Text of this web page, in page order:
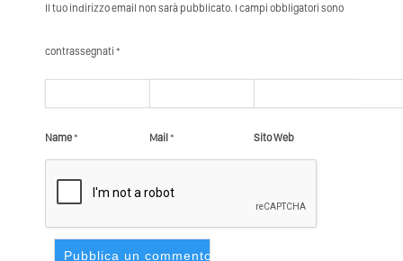
Il tuo indirizzo email non sarà pubblicato. I campi obbligatori sono
contrassegnati *
Name* Mail* Sito Web